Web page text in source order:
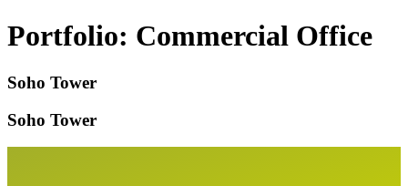
Links
überspringen
Zur
primären
springen
Zum
springen
Portfolio: Commercial Office
Soho Tower
Soho Tower